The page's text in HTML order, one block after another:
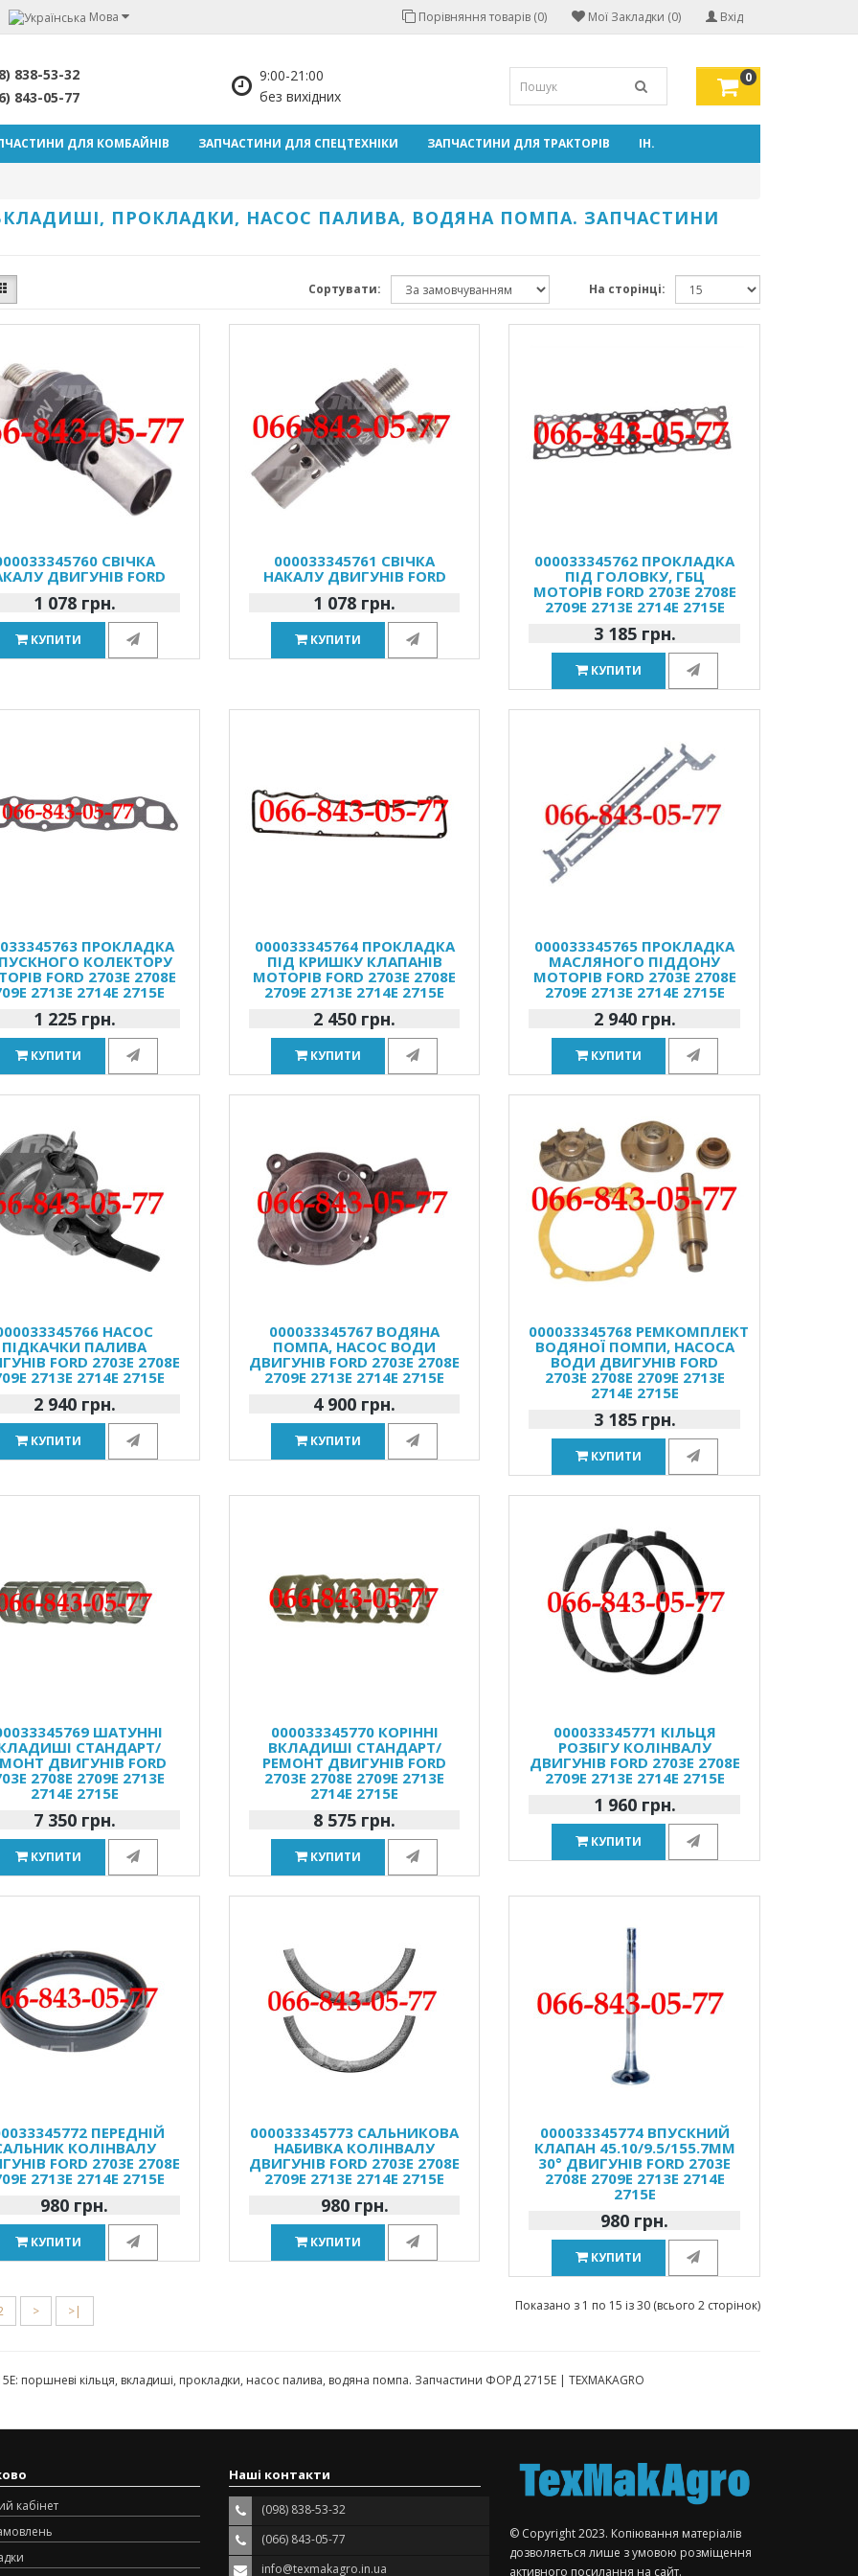
Мова Вхід
Мої Закладки (0)
Порівняння товарів (0)
838-53-32
843-05-77
9:00-21:00
без вихідних
0
ДЛЯ КОМБАЙНІВ ЗАПЧАСТИНИ ДЛЯ СПЕЦТЕХНІКИ ЗАПЧАСТИНИ ДЛЯ ТРАКТОРІВ ІН.
ВКЛАДИШІ, ПРОКЛАДКИ, НАСОС ПАЛИВА, ВОДЯНА ПОМПА. ЗАПЧАСТИНИ
Сортувати: На сторінці:
СВІЧКА
ДВИГУНІВ FORD
1 078 грн.
КУПИТИ
000033345761 СВІЧКА
НАКАЛУ ДВИГУНІВ FORD
1 078 грн.
КУПИТИ
000033345762 ПРОКЛАДКА
ПІД ГОЛОВКУ, ГБЦ
МОТОРІВ FORD 2703E 2708E
2709E 2713E 2714E 2715E
3 185 грн.
КУПИТИ
ПРОКЛАДКА
КОЛЕКТОРУ
FORD 2703E 2708E
2713E 2714E 2715E
1 225 грн.
КУПИТИ
000033345764 ПРОКЛАДКА
ПІД КРИШКУ КЛАПАНІВ
МОТОРІВ FORD 2703E 2708E
2709E 2713E 2714E 2715E
2 450 грн.
КУПИТИ
000033345765 ПРОКЛАДКА
МАСЛЯНОГО ПІДДОНУ
МОТОРІВ FORD 2703E 2708E
2709E 2713E 2714E 2715E
2 940 грн.
КУПИТИ
НАСОС
ПІДКАЧКИ ПАЛИВА
FORD 2703E 2708E
2713E 2714E 2715E
2 940 грн.
КУПИТИ
000033345767 ВОДЯНА
ПОМПА, НАСОС ВОДИ
ДВИГУНІВ FORD 2703E 2708E
2709E 2713E 2714E 2715E
4 900 грн.
КУПИТИ
000033345768 РЕМКОМПЛЕКТ
ВОДЯНОЇ ПОМПИ, НАСОСА
ВОДИ ДВИГУНІВ FORD
2703E 2708E 2709E 2713E
2714E 2715E
3 185 грн.
КУПИТИ
ШАТУННІ
СТАНДАРТ/
ДВИГУНІВ FORD
2708E 2709E 2713E
2714E 2715E
7 350 грн.
КУПИТИ
000033345770 КОРІННІ
ВКЛАДИШІ СТАНДАРТ/
РЕМОНТ ДВИГУНІВ FORD
2703E 2708E 2709E 2713E
2714E 2715E
8 575 грн.
КУПИТИ
000033345771 КІЛЬЦЯ
РОЗБІГУ КОЛІНВАЛУ
ДВИГУНІВ FORD 2703E 2708E
2709E 2713E 2714E 2715E
1 960 грн.
КУПИТИ
ПЕРЕДНІЙ
КОЛІНВАЛУ
FORD 2703E 2708E
2713E 2714E 2715E
980 грн.
КУПИТИ
000033345773 САЛЬНИКОВА
НАБИВКА КОЛІНВАЛУ
ДВИГУНІВ FORD 2703E 2708E
2709E 2713E 2714E 2715E
980 грн.
КУПИТИ
000033345774 ВПУСКНИЙ
КЛАПАН 45.10/9.5/155.7ММ
30° ДВИГУНІВ FORD 2703E
2708E 2709E 2713E 2714E
2715E
980 грн.
КУПИТИ
> >| Показано з 1 по 15 із 30 (всього 2 сторінок)
поршневі кільця, вкладиші, прокладки, насос палива, водяна помпа. Запчастини ФОРД 2715Е | TEXMAKAGRO
кабінет
Наші контакти
(098) 838-53-32
(066) 843-05-77
info@texmakagro.in.ua
© Copyright 2023. Копіювання матеріалів
дозволяється лише з умовою розміщення
активного посилання на сайт.